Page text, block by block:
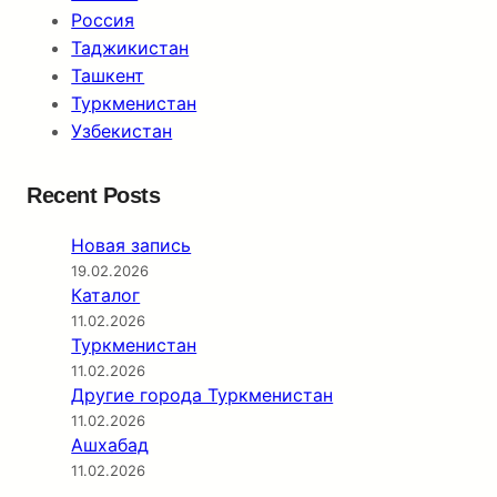
Россия
Таджикистан
Ташкент
Туркменистан
Узбекистан
Recent Posts
Новая запись
19.02.2026
Каталог
11.02.2026
Туркменистан
11.02.2026
Другие города Туркменистан
11.02.2026
Ашхабад
11.02.2026